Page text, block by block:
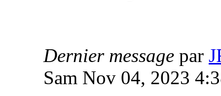
Dernier message par
Sam Nov 04, 2023